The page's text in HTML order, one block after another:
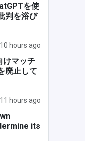
を使
判を浴び
10 hours ago
けマッチ
廃止して
11 hours ago
its